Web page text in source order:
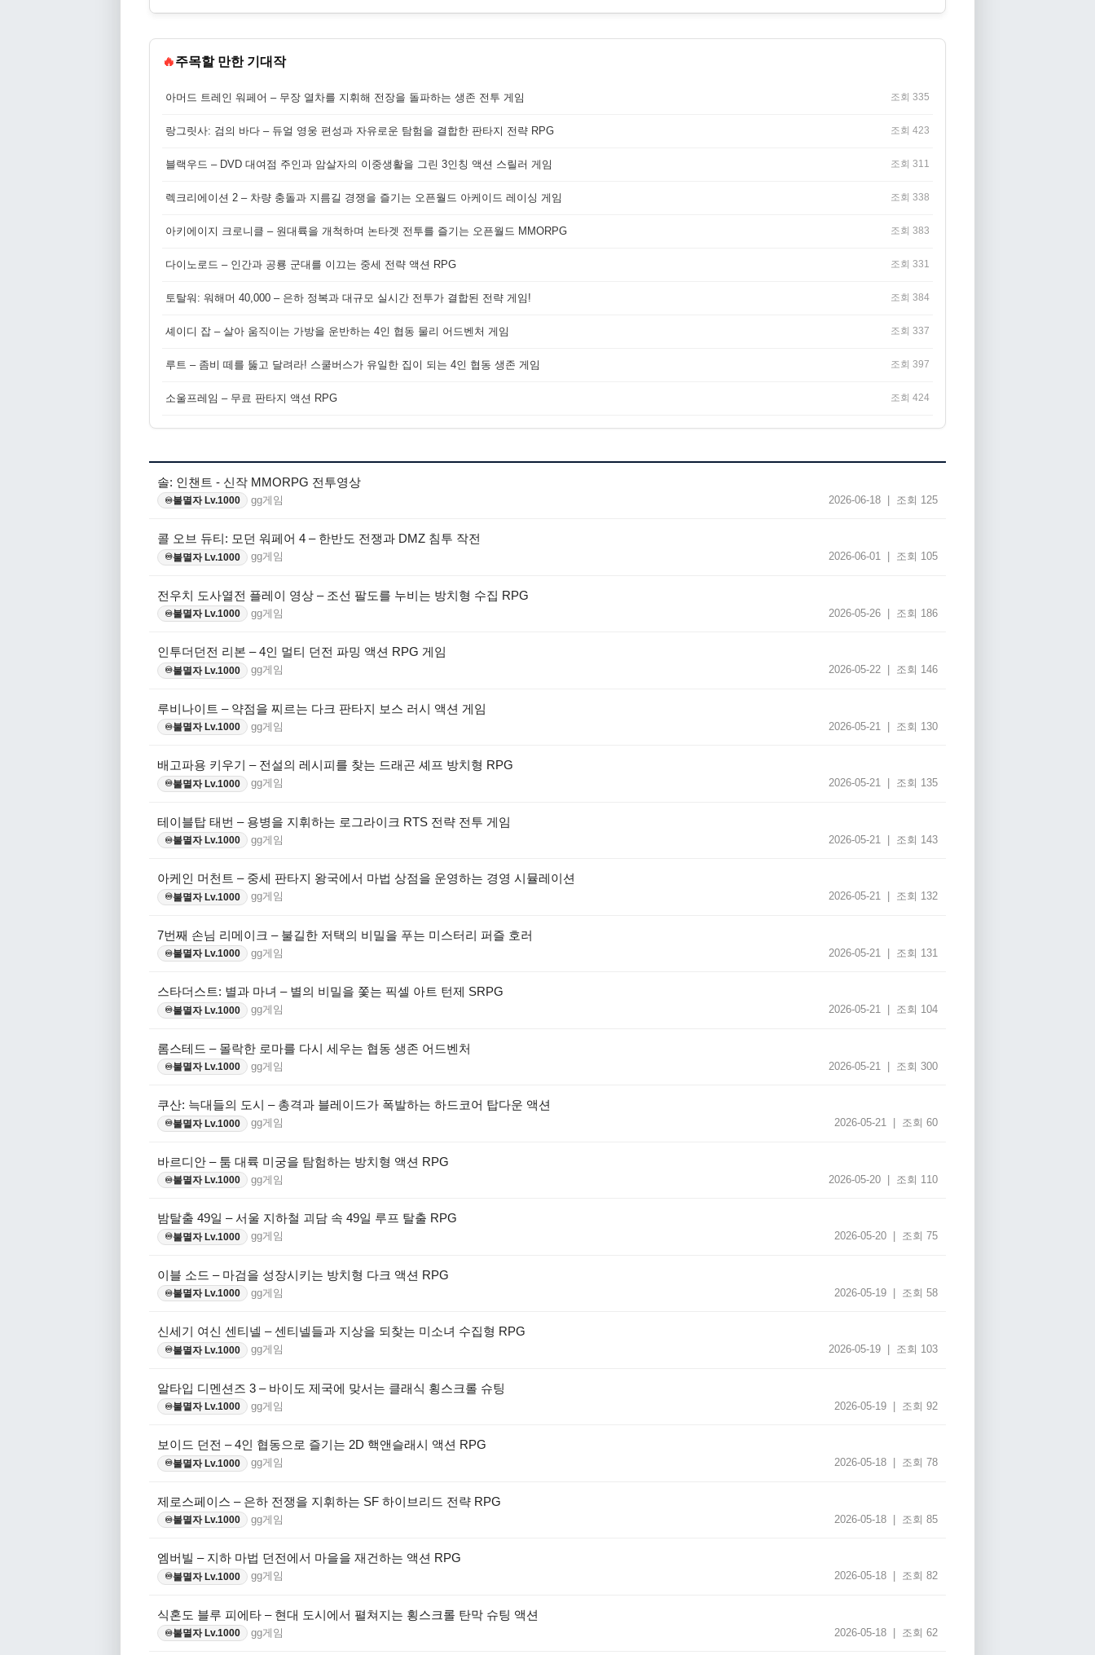
🔥주목할 만한 기대작
아머드 트레인 워페어 – 무장 열차를 지휘해 전장을 돌파하는 생존 전투 게임 조회 335
랑그릿사: 검의 바다 – 듀얼 영웅 편성과 자유로운 탐험을 결합한 판타지 전략 RPG 조회 423
블랙우드 – DVD 대여점 주인과 암살자의 이중생활을 그린 3인칭 액션 스릴러 게임 조회 311
렉크리에이션 2 – 차량 충돌과 지름길 경쟁을 즐기는 오픈월드 아케이드 레이싱 게임 조회 338
아키에이지 크로니클 – 원대륙을 개척하며 논타겟 전투를 즐기는 오픈월드 MMORPG 조회 383
다이노로드 – 인간과 공룡 군대를 이끄는 중세 전략 액션 RPG 조회 331
토탈워: 워해머 40,000 – 은하 정복과 대규모 실시간 전투가 결합된 전략 게임! 조회 384
셰이디 잡 – 살아 움직이는 가방을 운반하는 4인 협동 물리 어드벤처 게임 조회 337
루트 – 좀비 떼를 뚫고 달려라! 스쿨버스가 유일한 집이 되는 4인 협동 생존 게임 조회 397
소울프레임 – 무료 판타지 액션 RPG 조회 424
솔: 인챈트 - 신작 MMORPG 전투영상
♾️불멸자 Lv.1000 gg게임 2026-06-18 | 조회 125
콜 오브 듀티: 모던 워페어 4 – 한반도 전쟁과 DMZ 침투 작전
♾️불멸자 Lv.1000 gg게임 2026-06-01 | 조회 105
전우치 도사열전 플레이 영상 – 조선 팔도를 누비는 방치형 수집 RPG
♾️불멸자 Lv.1000 gg게임 2026-05-26 | 조회 186
인투더던전 리본 – 4인 멀티 던전 파밍 액션 RPG 게임
♾️불멸자 Lv.1000 gg게임 2026-05-22 | 조회 146
루비나이트 – 약점을 찌르는 다크 판타지 보스 러시 액션 게임
♾️불멸자 Lv.1000 gg게임 2026-05-21 | 조회 130
배고파용 키우기 – 전설의 레시피를 찾는 드래곤 셰프 방치형 RPG
♾️불멸자 Lv.1000 gg게임 2026-05-21 | 조회 135
테이블탑 태번 – 용병을 지휘하는 로그라이크 RTS 전략 전투 게임
♾️불멸자 Lv.1000 gg게임 2026-05-21 | 조회 143
아케인 머천트 – 중세 판타지 왕국에서 마법 상점을 운영하는 경영 시뮬레이션
♾️불멸자 Lv.1000 gg게임 2026-05-21 | 조회 132
7번째 손님 리메이크 – 불길한 저택의 비밀을 푸는 미스터리 퍼즐 호러
♾️불멸자 Lv.1000 gg게임 2026-05-21 | 조회 131
스타더스트: 별과 마녀 – 별의 비밀을 쫓는 픽셀 아트 턴제 SRPG
♾️불멸자 Lv.1000 gg게임 2026-05-21 | 조회 104
롬스테드 – 몰락한 로마를 다시 세우는 협동 생존 어드벤처
♾️불멸자 Lv.1000 gg게임 2026-05-21 | 조회 300
쿠산: 늑대들의 도시 – 총격과 블레이드가 폭발하는 하드코어 탑다운 액션
♾️불멸자 Lv.1000 gg게임 2026-05-21 | 조회 60
바르디안 – 툼 대륙 미궁을 탐험하는 방치형 액션 RPG
♾️불멸자 Lv.1000 gg게임 2026-05-20 | 조회 110
밤탈출 49일 – 서울 지하철 괴담 속 49일 루프 탈출 RPG
♾️불멸자 Lv.1000 gg게임 2026-05-20 | 조회 75
이블 소드 – 마검을 성장시키는 방치형 다크 액션 RPG
♾️불멸자 Lv.1000 gg게임 2026-05-19 | 조회 58
신세기 여신 센티넬 – 센티넬들과 지상을 되찾는 미소녀 수집형 RPG
♾️불멸자 Lv.1000 gg게임 2026-05-19 | 조회 103
알타입 디멘션즈 3 – 바이도 제국에 맞서는 클래식 횡스크롤 슈팅
♾️불멸자 Lv.1000 gg게임 2026-05-19 | 조회 92
보이드 던전 – 4인 협동으로 즐기는 2D 핵앤슬래시 액션 RPG
♾️불멸자 Lv.1000 gg게임 2026-05-18 | 조회 78
제로스페이스 – 은하 전쟁을 지휘하는 SF 하이브리드 전략 RPG
♾️불멸자 Lv.1000 gg게임 2026-05-18 | 조회 85
엠버빌 – 지하 마법 던전에서 마을을 재건하는 액션 RPG
♾️불멸자 Lv.1000 gg게임 2026-05-18 | 조회 82
식혼도 블루 피에타 – 현대 도시에서 펼쳐지는 횡스크롤 탄막 슈팅 액션
♾️불멸자 Lv.1000 gg게임 2026-05-18 | 조회 62